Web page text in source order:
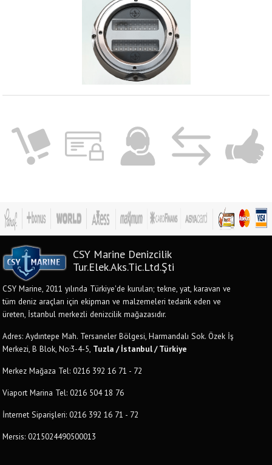
CSY Marine Denizcilik
Tur.Elek.Aks.Tic.Ltd.Şti
CSY Marine, 2011 yılında Türkiye'de kurulan; tekne, yat, karavan ve
tüm deniz araçları için ekipman ve malzemeleri tedarik eden ve
üreten, İstanbul merkezli denizcilik mağazasıdır.
Adres: Aydıntepe Mah. Tersaneler Bölgesi, Harmandalı Sok. Özek İş
Merkezi, B Blok, No:3-4-5, Tuzla / İstanbul / Türkiye
Merkez Mağaza Tel: 0216 392 16 71 - 72
Viaport Marina Tel: 0216 504 18 76
İnternet Siparişleri: 0216 392 16 71 - 72
Mersis: 0215024490500013